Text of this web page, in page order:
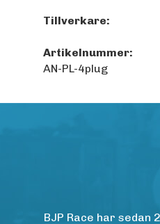
Tillverkare:
Artikelnummer:
AN-PL-4plug
BJP Race har